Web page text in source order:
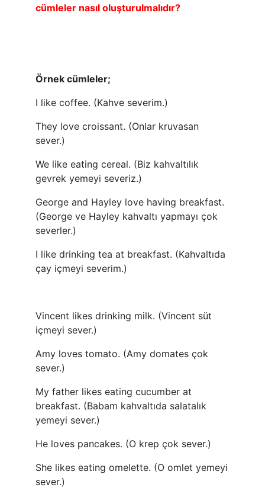
cümleler nasıl oluşturulmalıdır?
Örnek cümleler;
I like coffee. (Kahve severim.)
They love croissant. (Onlar kruvasan
sever.)
We like eating cereal. (Biz kahvaltılık
gevrek yemeyi severiz.)
George and Hayley love having breakfast.
(George ve Hayley kahvaltı yapmayı çok
severler.)
I like drinking tea at breakfast. (Kahvaltıda
çay içmeyi severim.)
Vincent likes drinking milk. (Vincent süt
içmeyi sever.)
Amy loves tomato. (Amy domates çok
sever.)
My father likes eating cucumber at
breakfast. (Babam kahvaltıda salatalık
yemeyi sever.)
He loves pancakes. (O krep çok sever.)
She likes eating omelette. (O omlet yemeyi
sever.)